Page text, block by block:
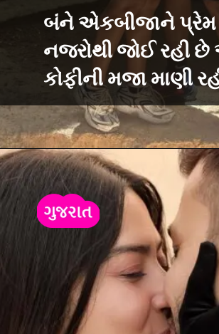
બંને એકબીજાને પ્રેમ
નજરોથી જોઈ રહી
કોફીની મજા માણી